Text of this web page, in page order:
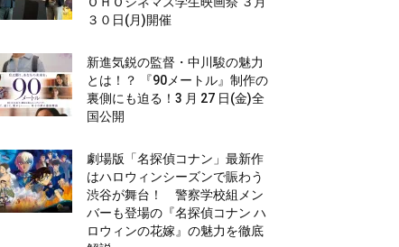
３０日(月)開催
新進気鋭の監督・中川駿の魅力
とは！？ 『90メートル』制作の
裏側にも迫る！3 月 27 日(金)全
国公開
劇場版「名探偵コナン」最新作
はハロウィンシーズンで賑わう
渋谷が舞台！ 警察学校組メン
バーも登場の『名探偵コナン ハ
ロウィンの花嫁』の魅力を徹底